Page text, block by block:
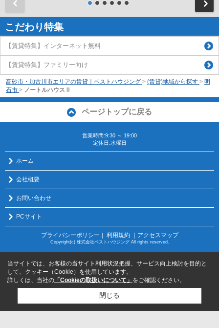
こだわり特集
【賃貸特集】インターネット無料
【賃貸特集】ファミリー向け
高砂市・加古川市エリアの賃貸｜ベストハウジング > (賃貸)地域から探す > 明
石市 > ノートルハウスⅡ
ページトップに戻る
営業時間:9:30 ～ 19:00
定休日:水曜日
ホーム
会社概要
お問い合わせ
PCサイト
プライバシーポリシー 利用規約 ｜アクセスマップ
Copyright(c) 株式会社ベストハウジング All rights reserved.
当サイトでは、お客様の当サイト利用状況把握、サービス向上検討を目的と
して、クッキー（Cookie）を使用しています。
詳しくは、当社の 「Cookieの取扱いについて」 をご確認ください。
閉じる